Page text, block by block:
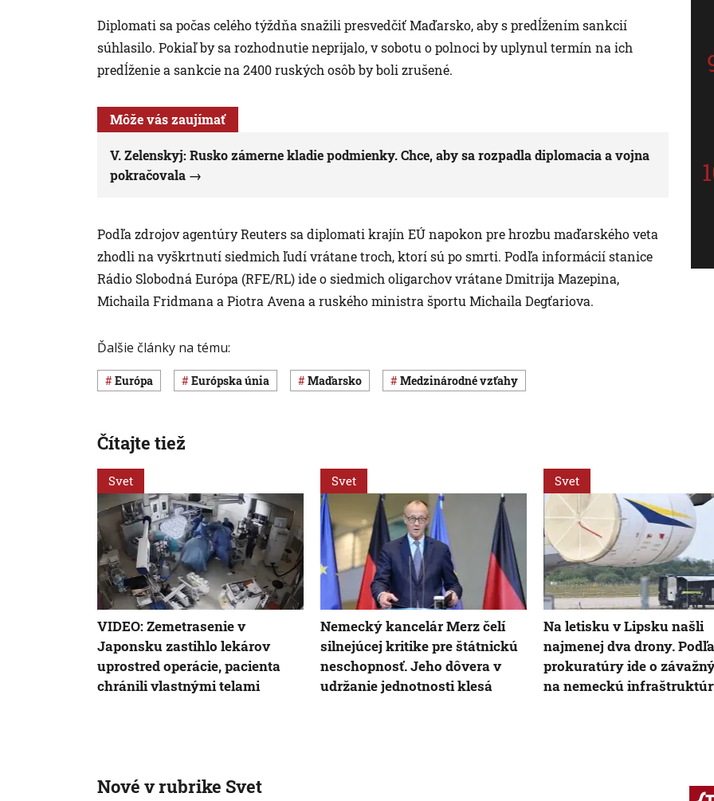
Diplomati sa počas celého týždňa snažili presvedčiť Maďarsko, aby s predĺžením sankcií
súhlasilo. Pokiaľ by sa rozhodnutie neprijalo, v sobotu o polnoci by uplynul termín na ich
predĺženie a sankcie na 2400 ruských osôb by boli zrušené.
Môže vás zaujímať
V. Zelenskyj: Rusko zámerne kladie podmienky. Chce, aby sa rozpadla diplomacia a vojna
pokračovala
Podľa zdrojov agentúry Reuters sa diplomati krajín EÚ napokon pre hrozbu maďarského veta
zhodli na vyškrtnutí siedmich ľudí vrátane troch, ktorí sú po smrti. Podľa informácií stanice
Rádio Slobodná Európa (RFE/RL) ide o siedmich oligarchov vrátane Dmitrija Mazepina,
Michaila Fridmana a Piotra Avena a ruského ministra športu Michaila Degťariova.
Ďalšie články na tému:
Európa Európska únia Maďarsko medzinárodné vzťahy
Čítajte tiež
Svet
VIDEO: Zemetrasenie v
Japonsku zastihlo lekárov
uprostred operácie, pacienta
chránili vlastnými telami
Svet
Nemecký kancelár Merz čelí
silnejúcej kritike pre štátnickú
neschopnosť. Jeho dôvera v
udržanie jednotnosti klesá
Svet
Na letisku v Lipsku našli
najmenej dva drony. Podľa
prokuratúry ide o
na nemeckú
Nové v rubrike Svet